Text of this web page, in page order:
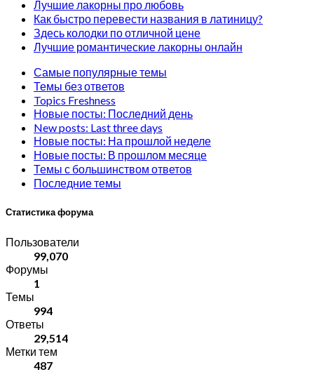
Лучшие лакорны про любовь
Как быстро перевести названия в латиницу?
Здесь колодки по отличной цене
Лучшие романтические лакорны онлайн
Самые популярные темы
Темы без ответов
Topics Freshness
Новые посты: Последний день
New posts: Last three days
Новые посты: На прошлой неделе
Новые посты: В прошлом месяце
Темы с большинством ответов
Последние темы
Статистика форума
Пользователи
99,070
Форумы
1
Темы
994
Ответы
29,514
Метки тем
487